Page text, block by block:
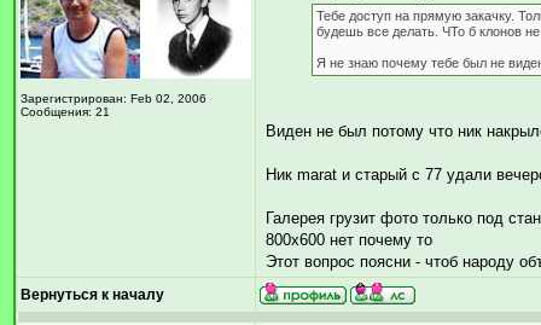
Зарегистрирован: Feb 02, 2006
Сообщения: 21
Тебе доступ на прямую закачку.
будешь все делать. ЧТо б клонов
Я не знаю почему тебе был не
Виден не был потому что ник
Ник marat и старый с 77 удали
Галерея грузит фото только под
800х600 нет почему то
Этот вопрос поясни - чтоб народу
Вернуться к началу